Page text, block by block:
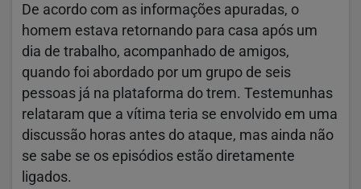
De acordo com as informações apuradas, o
homem estava retornando para casa após um
dia de trabalho, acompanhado de amigos,
quando foi abordado por um grupo de seis
pessoas já na plataforma do trem. Testemunhas
relataram que a vítima teria se envolvido em uma
discussão horas antes do ataque, mas ainda não
se sabe se os episódios estão diretamente
ligados.